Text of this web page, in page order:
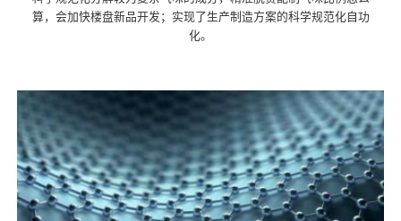
算，会加快楼盘新品开发；实现了生产制造方案的科学规范化自功
化。